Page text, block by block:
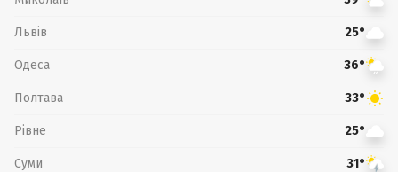
Львів 25°
Одеса 36°
Полтава 33°
Рівне 25°
Суми 31°